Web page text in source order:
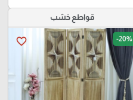
قواطع خشب
favorite_border -20%